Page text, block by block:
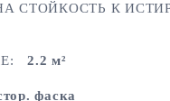
СТОЙКОСТЬ К
2.2 м²
фаска